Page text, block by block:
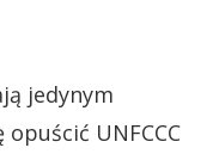
jedynym
UNFCCC